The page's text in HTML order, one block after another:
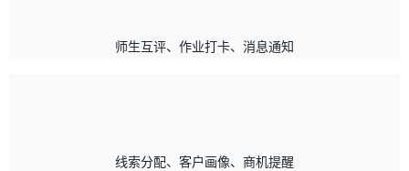
师生互评、作业打卡、消息通知
线索分配、客户画像、商机提醒